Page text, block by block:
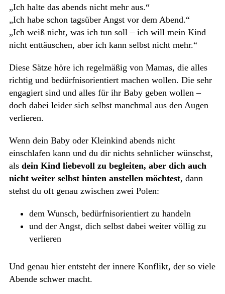
„Ich halte das abends nicht mehr aus.“
„Ich habe schon tagsüber Angst vor dem Abend.“
„Ich weiß nicht, was ich tun soll – ich will mein Kind
nicht enttäuschen, aber ich kann selbst nicht mehr.“
Diese Sätze höre ich regelmäßig von Mamas, die alles
richtig und bedürfnisorientiert machen wollen. Die sehr
engagiert sind und alles für ihr Baby geben wollen –
doch dabei leider sich selbst manchmal aus den Augen
verlieren.
Wenn dein Baby oder Kleinkind abends nicht
einschlafen kann und du dir nichts sehnlicher wünschst,
als dein Kind liebevoll zu begleiten, aber dich auch
nicht weiter selbst hinten anstellen möchtest, dann
stehst du oft genau zwischen zwei Polen:
dem Wunsch, bedürfnisorientiert zu handeln
und der Angst, dich selbst dabei weiter völlig zu
verlieren
Und genau hier entsteht der innere Konflikt, der so viele
Abende schwer macht.